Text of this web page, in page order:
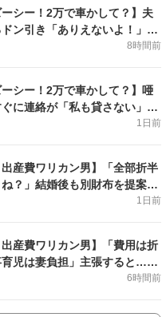
ーシー！2万で車かして？】夫
ン引き「ありえないよ！」＜
コマ母道場
8時間前
ーシー！2万で車かして？】唖
に連絡が「私も貸さない」＜
コマ母道場
1日前
出産費ワリカン男】「全部折半
？」結婚後も別財布を提案＜
コマ母道場
1日前
出産費ワリカン男】「費用は折
児は妻負担」主張すると…＜
コマ母道場
6時間前